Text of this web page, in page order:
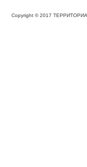
Copyright © 2017